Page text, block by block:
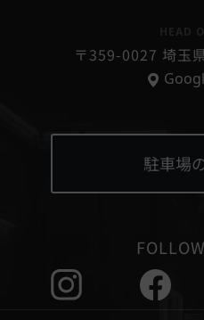
〒359-0027 埼玉
駐車場